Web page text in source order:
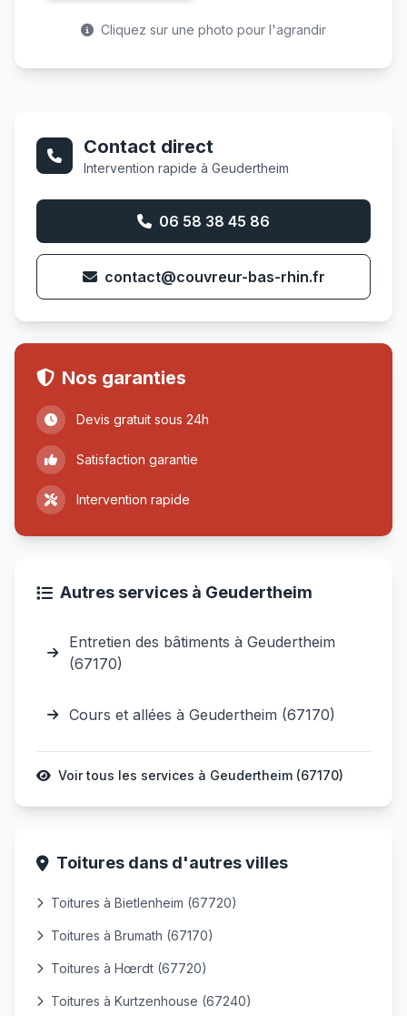
Cliquez sur une photo pour l'agrandir
Contact direct
Intervention rapide à Geudertheim
06 58 38 45 86
contact@couvreur-bas-rhin.fr
Nos garanties
Devis gratuit sous 24h
Satisfaction garantie
Intervention rapide
Autres services à Geudertheim
Entretien des bâtiments à Geudertheim
(67170)
Cours et allées à Geudertheim (67170)
Voir tous les services à Geudertheim (67170)
Toitures dans d'autres villes
Toitures à Bietlenheim (67720)
Toitures à Brumath (67170)
Toitures à Hœrdt (67720)
Toitures à Kurtzenhouse (67240)